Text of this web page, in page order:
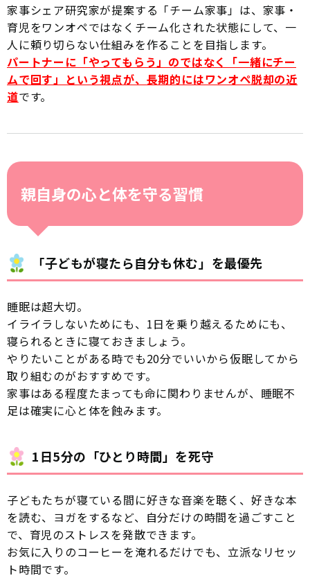
家事シェア研究家が提案する「チーム家事」は、家事・
育児をワンオペではなくチーム化された状態にして、一
人に頼り切らない仕組みを作ることを目指します。
パートナーに「やってもらう」のではなく「一緒にチー
ムで回す」という視点が、長期的にはワンオペ脱却の近
道です。
親自身の心と体を守る習慣
「子どもが寝たら自分も休む」を最優先
睡眠は超大切。
イライラしないためにも、1日を乗り越えるためにも、
寝られるときに寝ておきましょう。
やりたいことがある時でも20分でいいから仮眠してから
取り組むのがおすすめです。
家事はある程度たまっても命に関わりませんが、睡眠不
足は確実に心と体を蝕みます。
1日5分の「ひとり時間」を死守
子どもたちが寝ている間に好きな音楽を聴く、好きな本
を読む、ヨガをするなど、自分だけの時間を過ごすこと
で、育児のストレスを発散できます。
お気に入りのコーヒーを淹れるだけでも、立派なリセッ
ト時間です。